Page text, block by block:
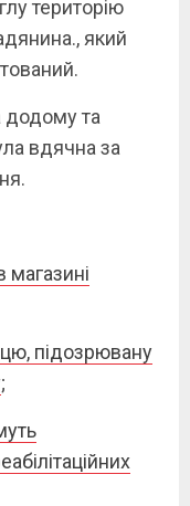
територію
який
додому та
вдячна за
підозрювану
;